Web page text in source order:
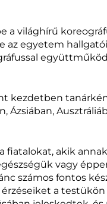
világhírű
az egyetem
kezdetben
fiatalokat, akik
vagy
számos fontos
a testükön